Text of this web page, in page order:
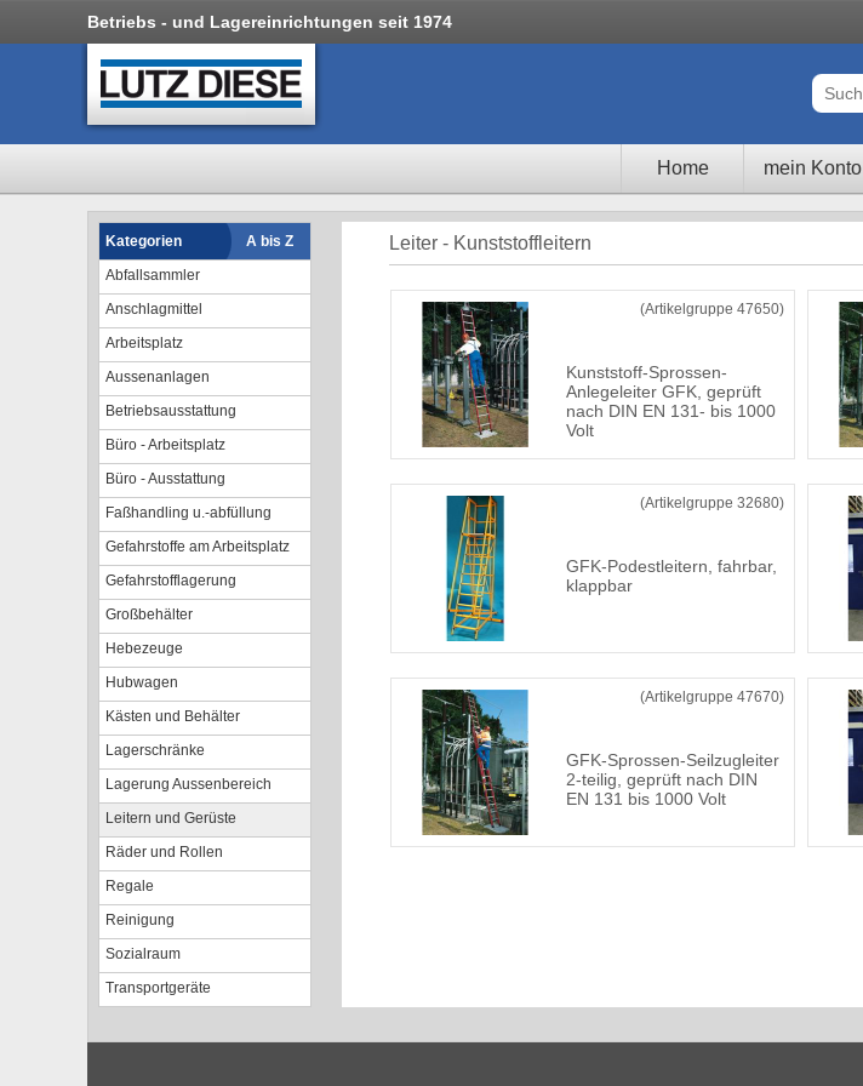
Betriebs - und Lagereinrichtungen seit 1974
Home mein Konto
Kategorien
A bis Z
Abfallsammler
Anschlagmittel
Arbeitsplatz
Aussenanlagen
Betriebsausstattung
Büro - Arbeitsplatz
Büro - Ausstattung
Faßhandling u.-abfüllung
Gefahrstoffe am Arbeitsplatz
Gefahrstofflagerung
Großbehälter
Hebezeuge
Hubwagen
Kästen und Behälter
Lagerschränke
Lagerung Aussenbereich
Leitern und Gerüste
Räder und Rollen
Regale
Reinigung
Sozialraum
Transportgeräte
Leiter - Kunststoffleitern
(Artikelgruppe 47650)
Kunststoff-Sprossen-
Anlegeleiter GFK, geprüft
nach DIN EN 131- bis 1000
Volt
(Artikelgruppe 32680)
GFK-Podestleitern, fahrbar,
klappbar
(Artikelgruppe 47670)
GFK-Sprossen-Seilzugleiter
2-teilig, geprüft nach DIN
EN 131 bis 1000 Volt